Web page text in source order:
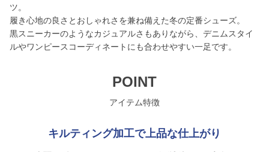
ツ。
履き心地の良さとおしゃれさを兼ね備えた冬の定番シューズ。
黒スニーカーのようなカジュアルさもありながら、デニムスタイ
ルやワンピースコーディネートにも合わせやすい一足です。
POINT
アイテム特徴
キルティング加工で上品な仕上がり